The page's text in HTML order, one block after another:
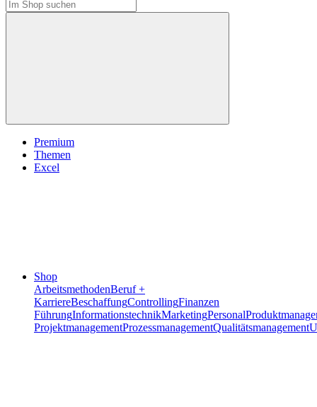
Premium
Themen
Excel
Shop
ArbeitsmethodenBeruf +
KarriereBeschaffungControllingFinanzen
FührungInformationstechnikMarketingPersonal
ProjektmanagementProzessmanagementQualitätsmanagement